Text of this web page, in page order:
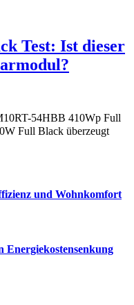
Test: Ist dieser
54HBB 410Wp Full
Full Black überzeugt
und Wohnkomfort
Energiekostensenkung